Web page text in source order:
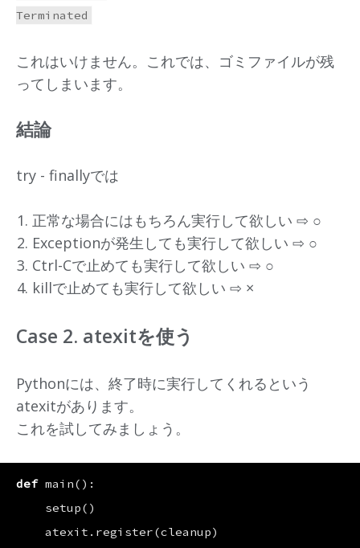
これはいけません。これでは、ゴミファイルが残
ってしまいます。
結論
try - finallyでは
正常な場合にはもちろん実行して欲しい ⇨ ○
Exceptionが発生しても実行して欲しい ⇨ ○
Ctrl-Cで止めても実行して欲しい ⇨ ○
killで止めても実行して欲しい ⇨ ×
Case 2. atexitを使う
Pythonには、終了時に実行してくれるという
atexitがあります。
これを試してみましょう。
def main():
setup()
atexit . register(cleanup)